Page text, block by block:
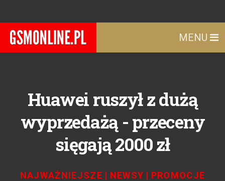
MENU
Huawei ruszył z dużą
wyprzedażą - przeceny
sięgają 2000 zł
NAJWAŻNIEJSZE | NEWSY | PROMOCJE